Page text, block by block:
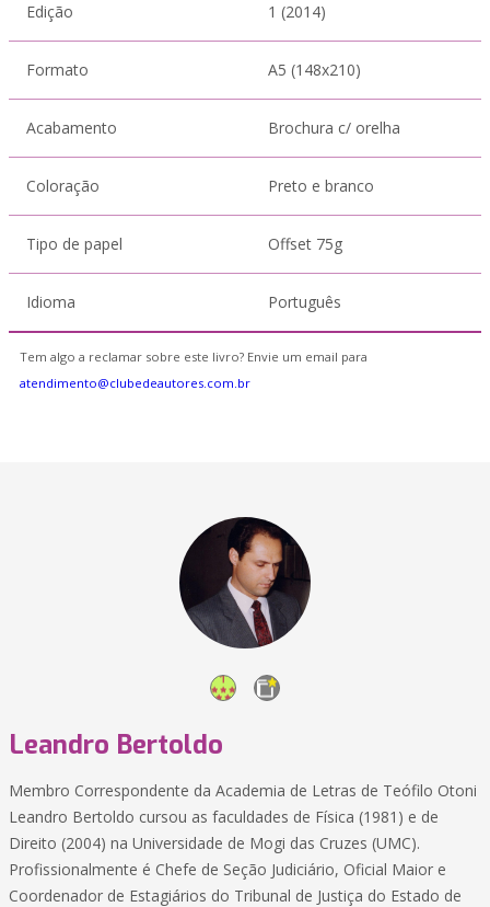
Edição 1 (2014)
Formato A5 (148x210)
Acabamento Brochura c/ orelha
Coloração Preto e branco
Tipo de papel Offset 75g
Idioma Português
Tem algo a reclamar sobre este livro? Envie um email para
atendimento@clubedeautores.com.br
Leandro Bertoldo
Membro Correspondente da Academia de Letras de Teófilo Otoni
Leandro Bertoldo cursou as faculdades de Física (1981) e de
Direito (2004) na Universidade de Mogi das Cruzes (UMC).
Profissionalmente é Chefe de Seção Judiciário, Oficial Maior e
Coordenador de Estagiários do Tribunal de Justiça do Estado de